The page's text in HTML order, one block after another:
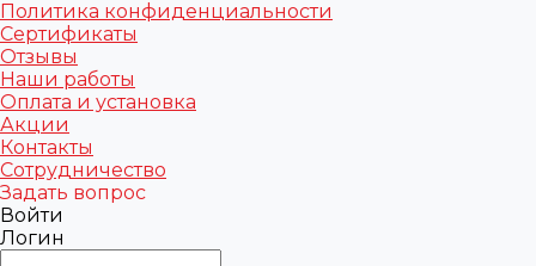
Политика конфиденциальности
Сертификаты
Отзывы
Наши работы
Оплата и установка
Акции
Контакты
Сотрудничество
Задать вопрос
Войти
Логин